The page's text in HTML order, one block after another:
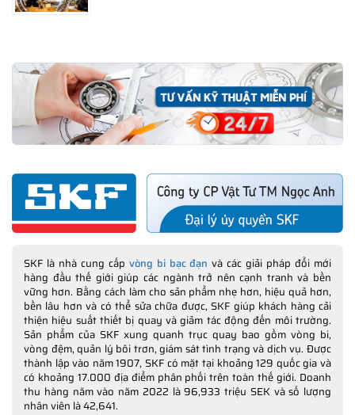
SKF là nhà cung cấp vòng bi bạc đạn và các giải pháp đổi mới
hàng đầu thế giới giúp các ngành trở nên cạnh tranh và bền
vững hơn. Bằng cách làm cho sản phẩm nhẹ hơn, hiệu quả hơn,
bền lâu hơn và có thể sửa chữa được, SKF giúp khách hàng cải
thiện hiệu suất thiết bị quay và giảm tác động đến môi trường.
Sản phẩm của SKF xung quanh trục quay bao gồm vòng bi,
vòng đệm, quản lý bôi trơn, giám sát tình trạng và dịch vụ. Được
thành lập vào năm 1907, SKF có mặt tại khoảng 129 quốc gia và
có khoảng 17.000 địa điểm phân phối trên toàn thế giới. Doanh
thu hàng năm vào năm 2022 là 96,933 triệu SEK và số lượng
nhân viên là 42,641.